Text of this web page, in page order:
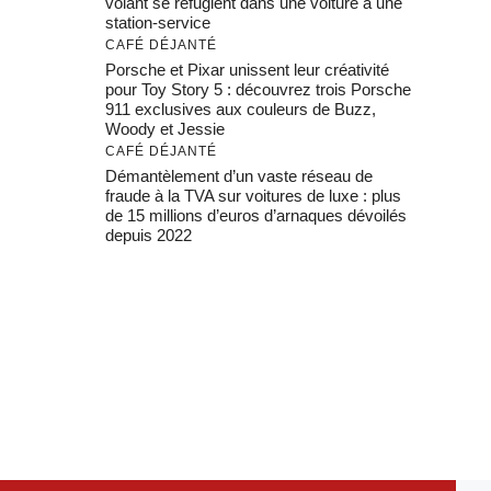
station-service
CAFÉ DÉJANTÉ
Porsche et Pixar unissent leur créativité
pour Toy Story 5 : découvrez trois Porsche
911 exclusives aux couleurs de Buzz,
Woody et Jessie
CAFÉ DÉJANTÉ
Démantèlement d’un vaste réseau de
fraude à la TVA sur voitures de luxe : plus
de 15 millions d’euros d’arnaques dévoilés
depuis 2022